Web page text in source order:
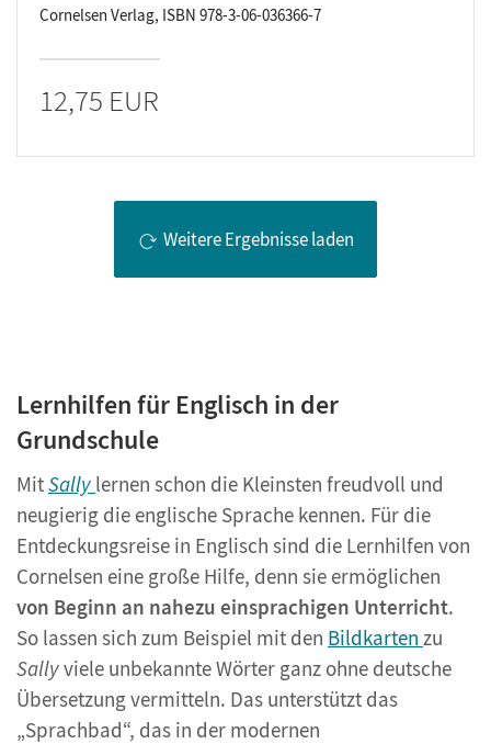
Cornelsen Verlag, ISBN 978-3-06-036366-7
12,75 EUR
Weitere Ergebnisse laden
Lernhilfen für Englisch in der
Grundschule
MitSally lernen schon die Kleinsten freudvoll und
neugierig die englische Sprache kennen. Für die
Entdeckungsreise in Englisch sind die Lernhilfen von
Cornelsen eine große Hilfe, denn sie ermöglichen
von Beginn an nahezu einsprachigen Unterricht.
So lassen sich zum Beispiel mit den Bildkarten zu
Sallyviele unbekannte Wörter ganz ohne deutsche
Übersetzung vermitteln. Das unterstützt das
„Sprachbad“, das in der modernen